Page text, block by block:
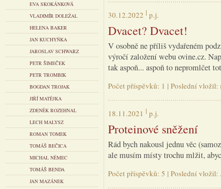
EVA SKOKÁNKOVÁ
VLADIMÍR DOLEŽAL
HELENA BAKER
JAN KUCHYŇKA
JAROSLAV SCHWARZ
PETR ŠIMEČEK
PETR TROMBIK
BOGDAN TROJAK
JIŘÍ MATĚJKA
ZDENĚK ROZEHNAL
LECH MALYSZ
ROMAN TOMEK
TOMÁŠ BEČICA
MICHAL NĚMEC
TOMÁŠ BENDA
JAN MAZÁNEK
30.12.2022 p.j.
Dvacet? Dvacet!
V osobně ne příliš vydařeném
výročí založení webu ovine.cz.
tak aspoň... aspoň to nepromlčet
Počet příspěvků: 1 | Poslední
18.11.2021 p.j.
Proteinové sněžení
Rád bych nakousl jednu věc
ale musím místy trochu mlžit,
Počet příspěvků: 5 | Poslední